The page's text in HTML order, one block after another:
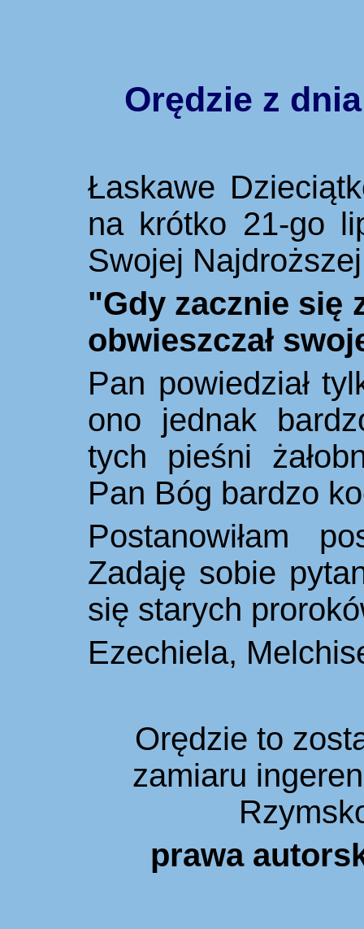
Orędzie z
Łaskawe
na krótko 21-go
Swojej
"Gdy zacznie się
obwieszczał
Pan powiedział
ono jednak
tych pieśni
Pan Bóg bardzo
Postanowiłam
Zadaję sobie
się starych
Ezechiela,
Orędzie to
zamiaru
prawa